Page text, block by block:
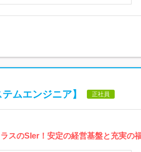
ムエンジニア】 正社員
スのSIer！安定の経営基盤と充実の